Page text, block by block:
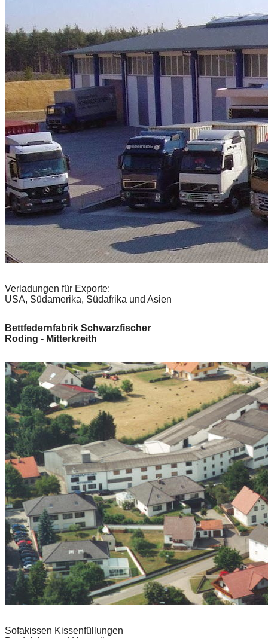
Verladungen für Exporte:
USA, Südamerika, Südafrika und Asien
Bettfedernfabrik Schwarzfischer
Roding - Mitterkreith
Sofakissen Kissenfüllungen